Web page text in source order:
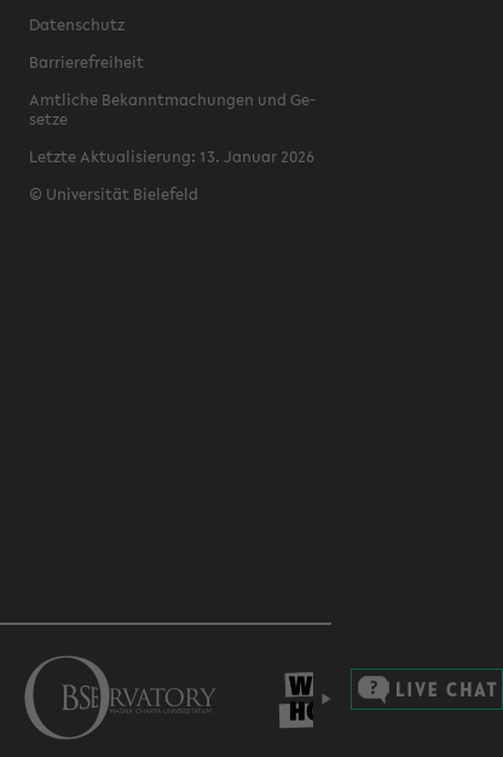
Da­ten­schutz
Bar­rie­re­frei­heit
Amt­li­che Be­kannt­ma­chun­gen und Ge­
set­ze
Letz­te Ak­tua­li­sie­rung: 13. Ja­nu­ar 2026
© Uni­ver­si­tät Bie­le­feld